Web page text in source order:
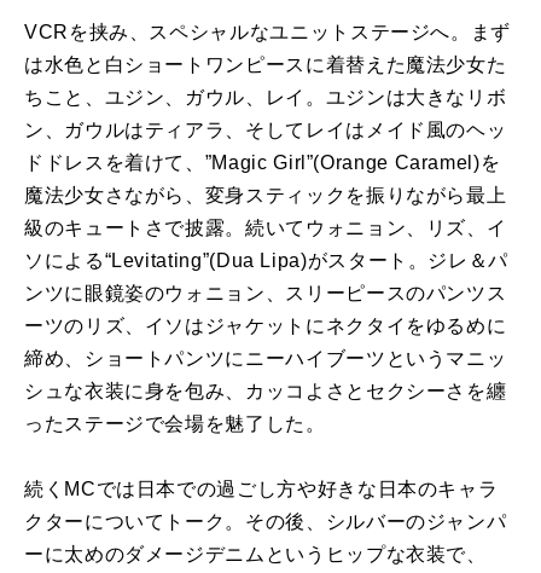
VCRを挟み、スペシャルなユニットステージへ。まず
は水色と白ショートワンピースに着替えた魔法少女た
ちこと、ユジン、ガウル、レイ。ユジンは大きなリボ
ン、ガウルはティアラ、そしてレイはメイド風のヘッ
ドドレスを着けて、”Magic Girl”(Orange Caramel)を
魔法少女さながら、変身スティックを振りながら最上
級のキュートさで披露。続いてウォニョン、リズ、イ
ソによる“Levitating”(Dua Lipa)がスタート。ジレ＆パ
ンツに眼鏡姿のウォニョン、スリーピースのパンツス
ーツのリズ、イソはジャケットにネクタイをゆるめに
締め、ショートパンツにニーハイブーツというマニッ
シュな衣装に身を包み、カッコよさとセクシーさを纏
ったステージで会場を魅了した。
続くMCでは日本での過ごし方や好きな日本のキャラ
クターについてトーク。その後、シルバーのジャンパ
ーに太めのダメージデニムというヒップな衣装で、